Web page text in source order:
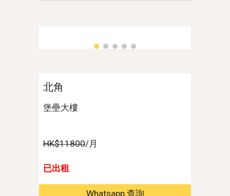
北角
堡壘大樓
HK$11800/月
已出租
Whatsapp 查詢